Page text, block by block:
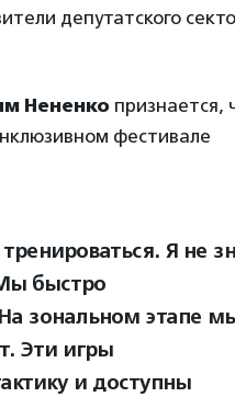
депутатского
Нененко признается,
фестивале
Я не
быстро
зональном этапе
Эти игры
и доступны